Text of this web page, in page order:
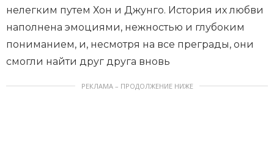
нелегким путем Хон и Джунго. История их любви
наполнена эмоциями, нежностью и глубоким
пониманием, и, несмотря на все преграды, они
смогли найти друг друга вновь
РЕКЛАМА – ПРОДОЛЖЕНИЕ НИЖЕ